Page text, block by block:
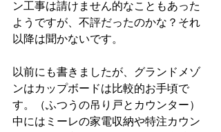
ン工事は請けません的なこともあった
ようですが、不評だったのかな？それ
以降は聞かないです。
以前にも書きましたが、グランドメゾ
ンはカップボードは比較的お手頃で
す。（ふつうの吊り戸とカウンター）
中にはミーレの家電収納や特注カウン